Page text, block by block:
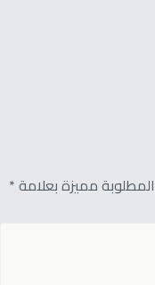
مميزة بعلامة *